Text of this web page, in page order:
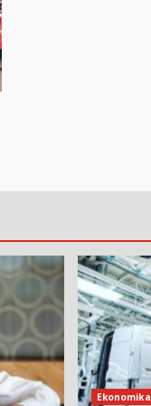
Ekonomika